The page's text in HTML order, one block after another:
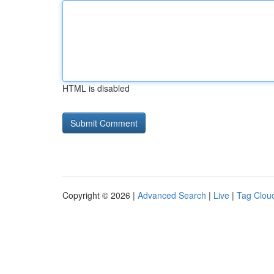
HTML is disabled
Copyright © 2026 | Advanced Search | Live | Tag